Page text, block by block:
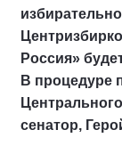
Россия»
В процедуре
сенатор,